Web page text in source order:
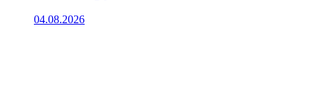
04.08.2026